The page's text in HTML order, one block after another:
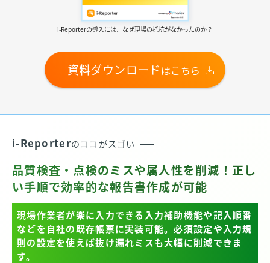
i-Reporterの導入には、 なぜ現場の抵抗がなかったのか？
資料ダウンロードはこちら
i-Reporterのココがスゴい
品質検査・点検のミスや属人性を削減！正し
い手順で効率的な報告書作成が可能
現場作業者が楽に入力できる入力補助機能や記入順番
などを自社の既存帳票に実装可能。必須設定や入力規
則の設定を使えば抜け漏れミスも大幅に削減できま
す。